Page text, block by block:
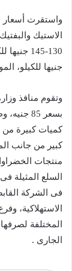
جنيها للكيلو، الموزة
وتقوم منافذ
كميات كبيرة من
كبير من جانب
منتجات
السلع المثيلة
فى الشركة
الاستهلاكية،
المختلفة
الجارى .